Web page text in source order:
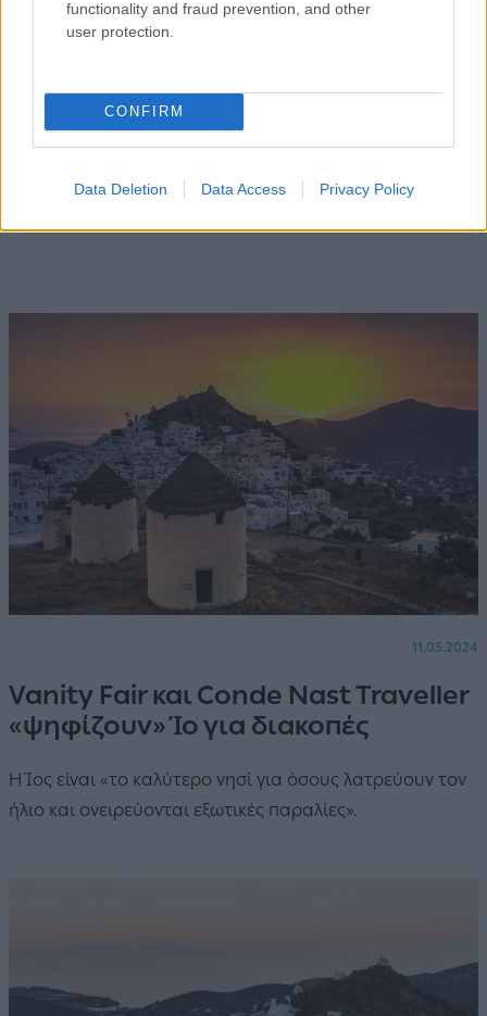
functionality and fraud prevention, and other
user protection.
CONFIRM
Data Deletion Data Access Privacy Policy
εκφράζεται μέσα από την απλότητα
11.05.2024
Vanity Fair και Conde Nast Traveller
«ψηφίζουν» Ίο για διακοπές
Η Ίος είναι «το καλύτερο νησί για όσους λατρεύουν τον
ήλιο και ονειρεύονται εξωτικές παραλίες».